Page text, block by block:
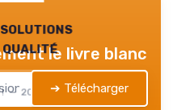
solutions
qualité
! — 2026
le livre blanc
➔ Télécharger